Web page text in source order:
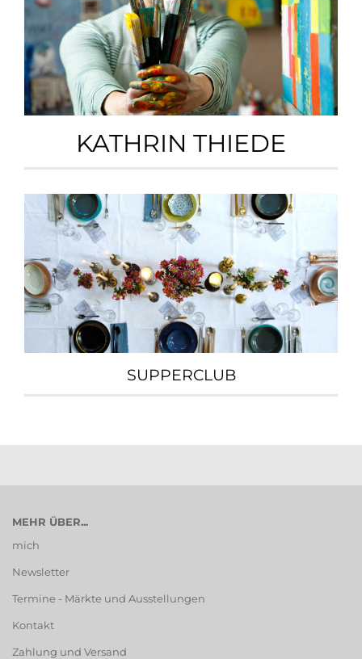
KATHRIN THIEDE
SUPPERCLUB
MEHR ÜBER...
mich
Newsletter
Termine - Märkte und Ausstellungen
Kontakt
Zahlung und Versand